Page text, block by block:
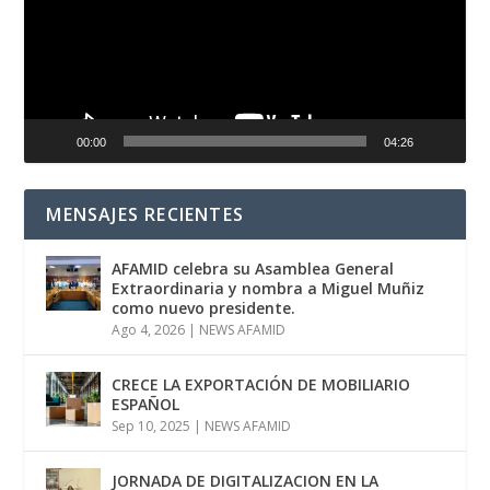
00:00 04:26
MENSAJES RECIENTES
AFAMID celebra su Asamblea General
Extraordinaria y nombra a Miguel Muñiz
como nuevo presidente.
Ago 4, 2026 | NEWS AFAMID
CRECE LA EXPORTACIÓN DE MOBILIARIO
ESPAÑOL
Sep 10, 2025 | NEWS AFAMID
JORNADA DE DIGITALIZACION EN LA